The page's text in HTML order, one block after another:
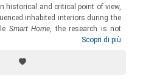
historical and critical point of view,
inhabited interiors during the
Smart Home , the research is not
technical aspects of domestic
(and could modify in the future)
evolutions.
Scopri di più